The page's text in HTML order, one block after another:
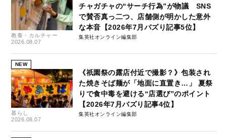
教養・カルチャー
2026.08.07
チャガチャの“サーチ行為”が物議 SNS
で賛否真っ二つ、店舗側が明かした意外
な本音【2026年7月バズり記事5位】
集英社オンライン編集部
NEW
暮らし
2026.08.07
《祇園祭の露店付近で撮影？》包装され
た焼きそば麺が「地面に直置き…」 夏祭
りで食中毒を避ける“店選び”のポイント
【2026年7月バズり記事4位】
集英社オンライン編集部